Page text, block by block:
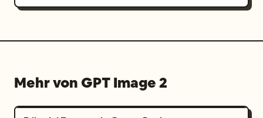
Mehr von GPT Image 2